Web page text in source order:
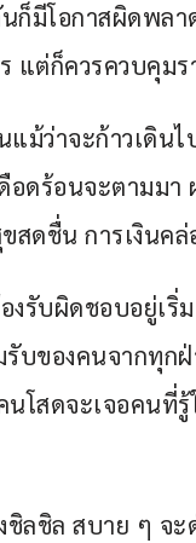
ก็มีโอกาสผิดพล
แต่ก็ควรควบคุม
แม้ว่าจะก้าวเดิน
อดร้อนจะตามมา
ดชื่น การเงินคล่
งรับผิดชอบอยู่เริ่
บของคนจากทุก
โสดจะเจอคนที่
ชิลชิล สบาย ๆ จะ